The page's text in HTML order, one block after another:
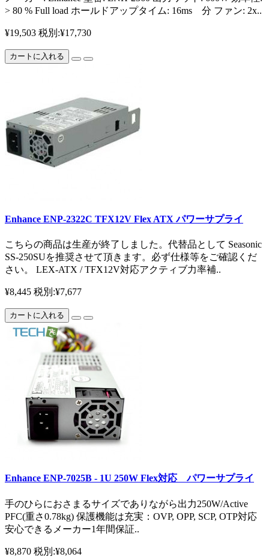
> 80 % Full load ホールドアップタイム: 16ms 分 ファン: 2x..
¥19,503 税別:¥17,730
カートに入れる
Enhance ENP-2322C TFX12V Flex ATX パワーサプライ
こちらの商品は生産が終了しました。代替品として Seasonic
SS-250SUを推奨させて頂きます。必ず仕様等をご確認くだ
さい。 LEX-ATX / TFX12V対応アクティブ力率補..
¥8,445 税別:¥7,677
カートに入れる
Enhance ENP-7025B - 1U 250W Flex対応 パワーサプライ
手のひらにおさまるサイズでありながら出力250W/Active
PFC(重さ0.78kg) 保護機能は充実：OVP, OPP, SCP, OTP対応
安心できるメーカー1年間保証..
¥8,870 税別:¥8,064